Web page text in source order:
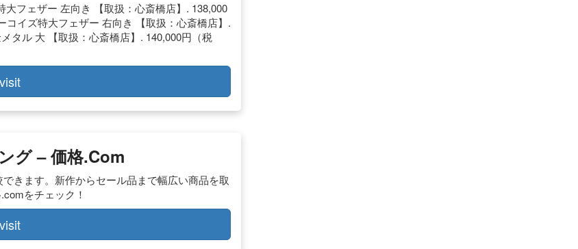
フェザー 左向き 【取扱：心斎橋店】. 138,000
イズ特大フェザー 右向き 【取扱：心斎橋店】.
タル 大 【取扱：心斎橋店】. 140,000円（税
グ – 価格.com
きます。新作からセール品まで幅広い商品を取
をチェック！